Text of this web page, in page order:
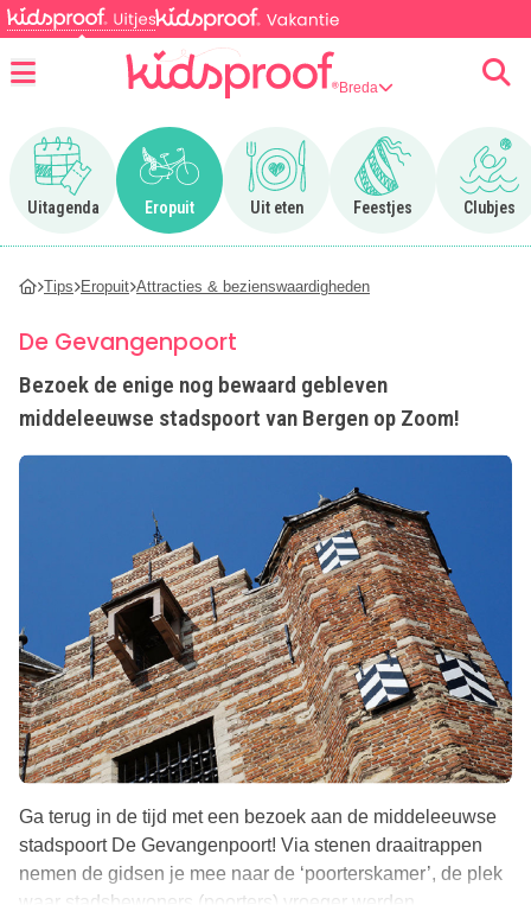
Breda
Uitagenda
Ga naar Uitagenda
Eropuit
Ga naar Eropuit
Uit eten
Ga naar Uit eten
Feestjes
Ga naar Feestjes
Clubjes
Ga
Tips Eropuit Attracties & bezienswaardigheden
De Gevangenpoort
Bezoek de enige nog bewaard gebleven
middeleeuwse stadspoort van Bergen op Zoom!
Ga terug in de tijd met een bezoek aan de middeleeuwse
stadspoort De Gevangenpoort! Via stenen draaitrappen
nemen de gidsen je mee naar de ‘poorterskamer’, de plek